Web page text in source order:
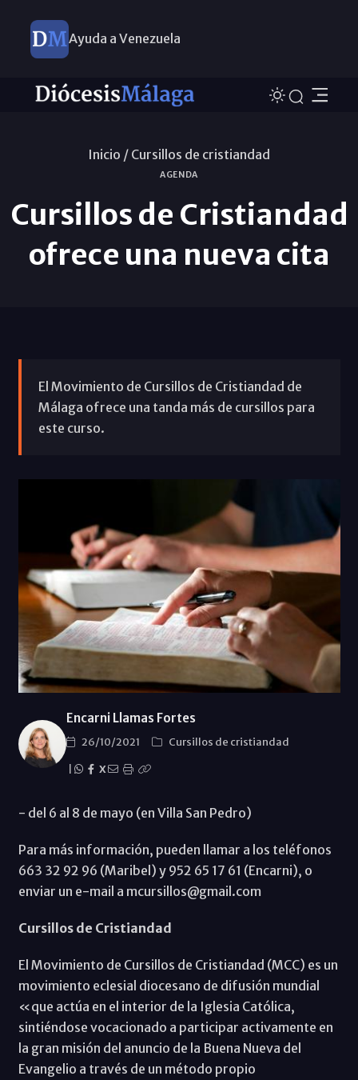
Ayuda a Venezuela
Inicio / Cursillos de cristiandad
AGENDA
Cursillos de Cristiandad
ofrece una nueva cita
El Movimiento de Cursillos de Cristiandad de
Málaga ofrece una tanda más de cursillos para
este curso.
Encarni Llamas Fortes
26/10/2021
Cursillos de cristiandad
X
- del 6 al 8 de mayo (en Villa San Pedro)
Para más información, pueden llamar a los teléfonos
663 32 92 96 (Maribel) y 952 65 17 61 (Encarni), o
enviar un e-mail a mcursillos@gmail.com
Cursillos de Cristiandad
El Movimiento de Cursillos de Cristiandad (MCC) es un
movimiento eclesial diocesano de difusión mundial
«que actúa en el interior de la Iglesia Católica,
sintiéndose vocacionado a participar activamente en
la gran misión del anuncio de la Buena Nueva del
Evangelio a través de un método propio